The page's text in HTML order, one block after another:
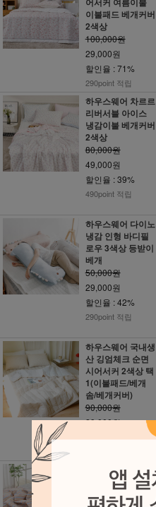
이불패드 베개커버
2색상
100,000원
29,000원
할인율 : 71%
290point 적립
하우스웨어 차르르
리버서블 아이스
냉감이불 베개커버
2색상
80,000원
49,000원
할인율 : 39%
490point 적립
하우스웨어 다이노
냉감 인형 바디필
로우 3색상 등받이
베개
50,000원
29,000원
할인율 : 42%
290point 적립
하우스웨어 국내생
산 깅엄체크 순면
시어서커 2색상 택
1(이불패드/베개
솜/베개커버)
90,000원
29,000원
하우스웨어 국내생
산 파스텔 스트라
이프 듀라론 냉감